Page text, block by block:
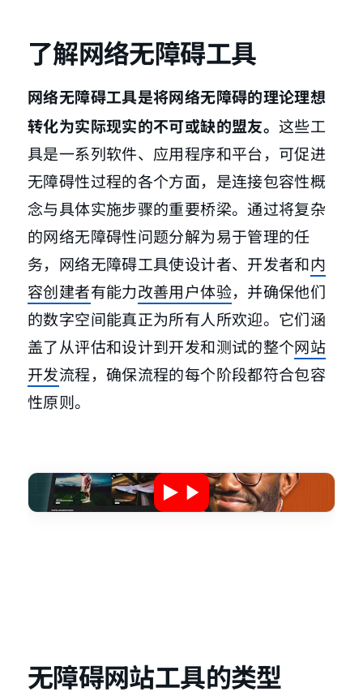
了解网络无障碍工具
网络无障碍工具是将网络无障碍的理论理想
转化为实际现实的不可或缺的盟友。 这些工
具是一系列软件、应用程序和平台，可促进
无障碍性过程的各个方面，是连接包容性概
念与具体实施步骤的重要桥梁。通过将复杂
的网络无障碍性问题分解为易于管理的任
务，网络无障碍工具使设计者、开发者和内
容创建者有能力改善用户体验，并确保他们
的数字空间能真正为所有人所欢迎。它们涵
盖了从评估和设计到开发和测试的整个网站
开发流程，确保流程的每个阶段都符合包容
性原则。
无障碍网站工具的类型